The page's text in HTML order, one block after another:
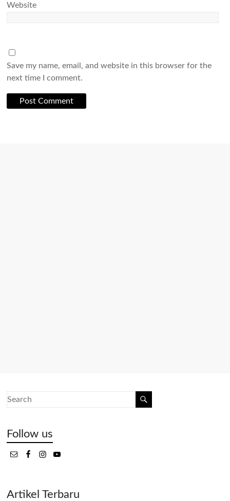
Website
Save my name, email, and website in this browser for the
next time I comment.
Follow us
Artikel Terbaru